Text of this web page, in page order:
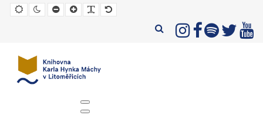
Default
mode
Night
mode
Set
smaller
Set
larger
Make
font
Set
default